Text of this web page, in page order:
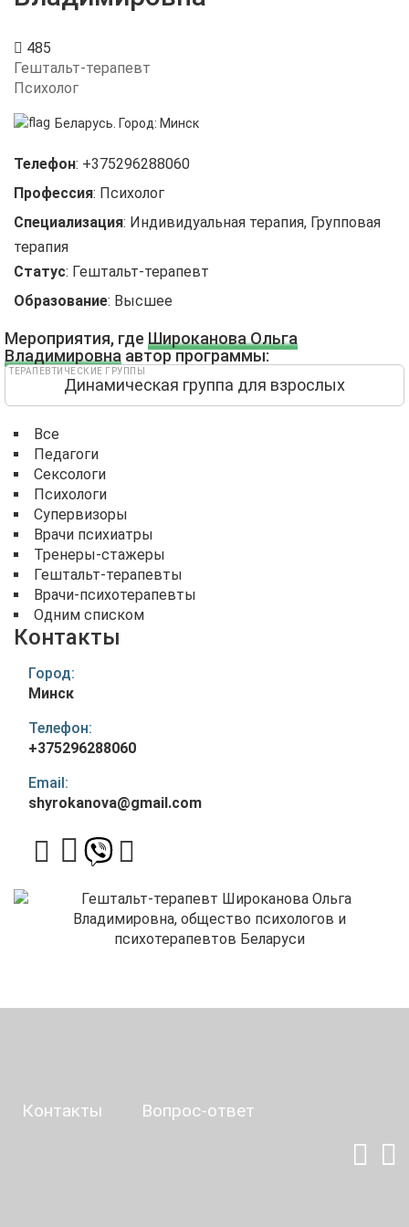
485
Гештальт-терапевт
Психолог
Беларусь. Город: Минск
Телефон: +375296288060
Профессия: Психолог
Специализация: Индивидуальная терапия, Групповая
терапия
Статус: Гештальт-терапевт
Образование: Высшее
Мероприятия, где Широканова Ольга
Владимировна автор программы:
Динамическая группа для взрослых
ТЕРАПЕВТИЧЕСКИЕ ГРУППЫ
Все
Педагоги
Сексологи
Психологи
Супервизоры
Врачи психиатры
Тренеры-стажеры
Гештальт-терапевты
Врачи-психотерапевты
Одним списком
Контакты
Город:
Минск
Телефон:
+375296288060
Email:
shyrokanova@gmail.com
Контакты Вопрос-ответ